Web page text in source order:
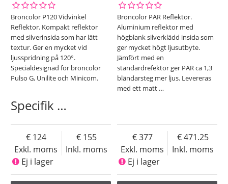
Broncolor P120 Vidvinkel
Reflektor. Kompakt reflektor
med silverinsida som har lätt
textur. Ger en mycket vid
ljusspridning på 120°.
Specialdesignad för broncolor
Pulso G, Unilite och Minicom.
Specifik …
Exkl. moms
124
Inkl. moms
155
Ej i lager
Broncolor PAR Reflektor.
Aluminium reflektor med
högblank silverklädd insida som
ger mycket högt ljusutbyte.
Jämfört med en
standardrefektor ger PAR ca 1,3
bländarsteg mer ljus. Levereras
med ett matt …
Exkl. moms
377
Inkl. moms
471.25
Ej i lager